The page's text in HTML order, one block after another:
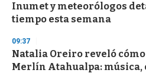
Inumet y meteorólogos
tiempo esta semana
09:37
Natalia Oreiro reveló
Merlín Atahualpa: